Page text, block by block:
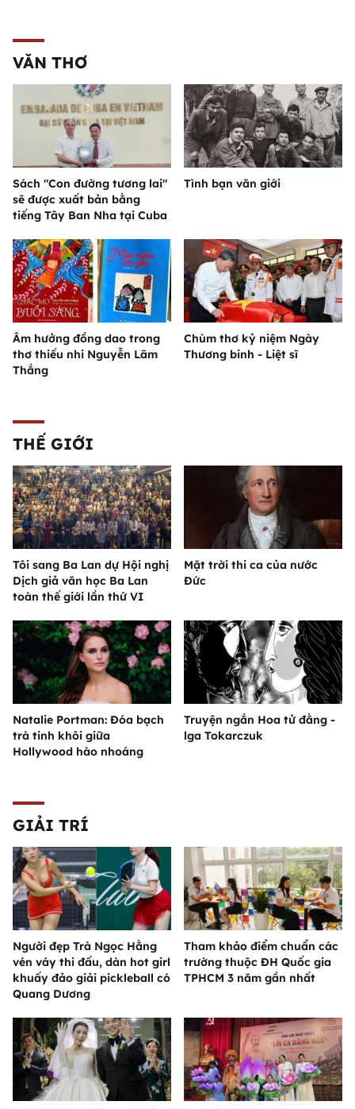
VĂN THƠ
Sách "Con đường tương lai"
sẽ được xuất bản bằng
tiếng Tây Ban Nha tại Cuba
Tình bạn văn giới
Âm hưởng đồng dao trong
thơ thiếu nhi Nguyễn Lãm
Thắng
Chùm thơ kỷ niệm Ngày
Thương binh - Liệt sĩ
THẾ GIỚI
Tôi sang Ba Lan dự Hội nghị
Dịch giả văn học Ba Lan
toàn thế giới lần thứ VI
Mặt trời thi ca của nước
Đức
Natalie Portman: Đóa bạch
trà tinh khôi giữa
Hollywood hào nhoáng
Truyện ngắn Hoa tử đằng -
lga Tokarczuk
GIẢI TRÍ
Người đẹp Trà Ngọc Hằng
vén váy thi đấu, dàn hot girl
khuấy đảo giải pickleball có
Quang Dương
Tham khảo điểm chuẩn các
trường thuộc ĐH Quốc gia
TPHCM 3 năm gần nhất